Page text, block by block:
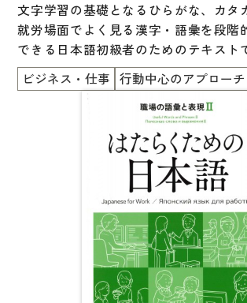
文字学習の基礎となるひらがな、カタ
就労場面でよく見る漢字・語彙を段階
できる日本語初級者のためのテキスト
ビジネス・仕事 行動中心のアプローチ